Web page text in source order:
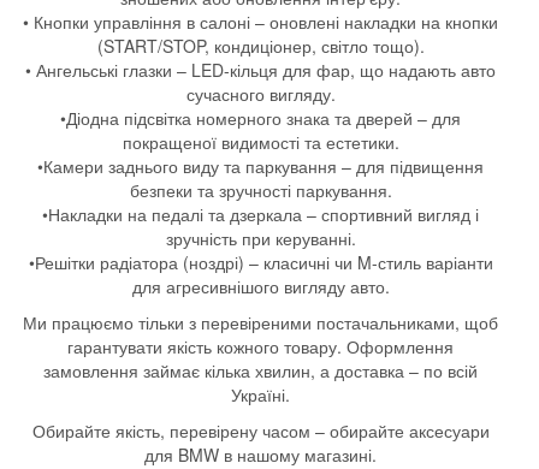
• Кнопки управління в салоні – оновлені накладки на кнопки
(START/STOP, кондиціонер, світло тощо).
• Ангельські глазки – LED-кільця для фар, що надають авто
сучасного вигляду.
•Діодна підсвітка номерного знака та дверей – для
покращеної видимості та естетики.
•Камери заднього виду та паркування – для підвищення
безпеки та зручності паркування.
•Накладки на педалі та дзеркала – спортивний вигляд і
зручність при керуванні.
•Решітки радіатора (ноздрі) – класичні чи M-стиль варіанти
для агресивнішого вигляду авто.
Ми працюємо тільки з перевіреними постачальниками, щоб
гарантувати якість кожного товару. Оформлення
замовлення займає кілька хвилин, а доставка – по всій
Україні.
Обирайте якість, перевірену часом – обирайте аксесуари
для BMW в нашому магазині.